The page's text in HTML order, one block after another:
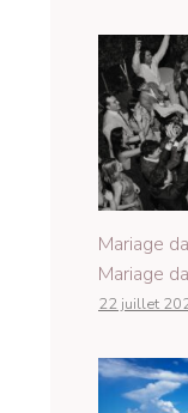
Mariage
Mariage
22 juillet